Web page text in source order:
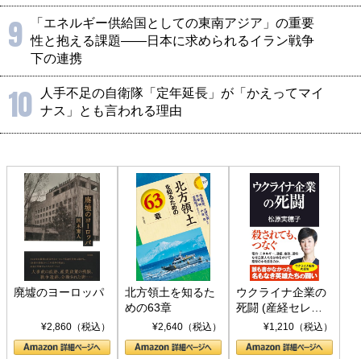
9
「エネルギー供給国としての東南アジア」の重要
性と抱える課題――日本に求められるイラン戦争
下の連携
10
人手不足の自衛隊「定年延長」が「かえってマイ
ナス」とも言われる理由
廃墟のヨーロッパ
¥2,860（税込）
北方領土を知るた
めの63章
¥2,640（税込）
ウクライナ企業の
死闘 (産経セレク
ト S 039)¥1,210（税込）